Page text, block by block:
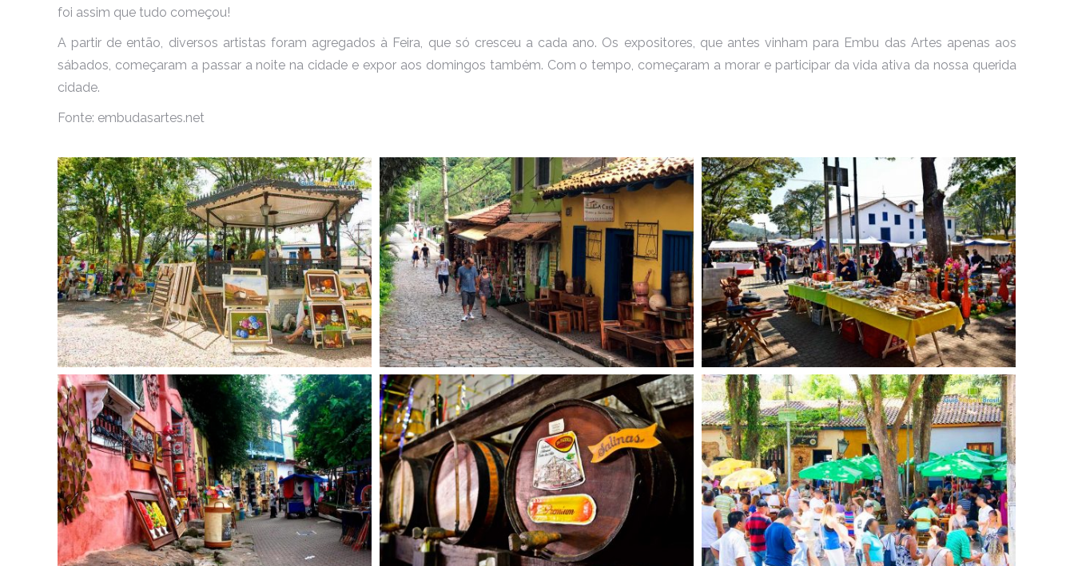
foi assim que tudo começou!
A partir de então, diversos artistas foram agregados à Feira, que só cresceu a cada ano. Os expositores, que antes vinham para Embu das Artes apenas aos
sábados, começaram a passar a noite na cidade e expor aos domingos também. Com o tempo, começaram a morar e participar da vida ativa da nossa querida
cidade.
Fonte: embudasartes.net